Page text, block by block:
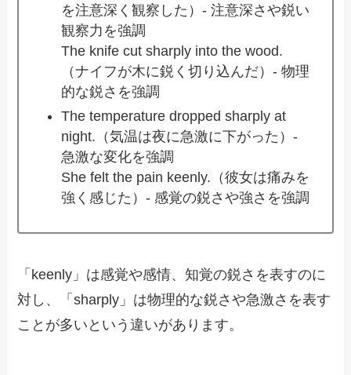
を注意深く観察した）- 注意深さや鋭い
観察力を強調
The knife cut sharply into the wood.
（ナイフが木に鋭く切り込んだ）- 物理
的な鋭さを強調
The temperature dropped sharply at
night.（気温は夜に急激に下がった）-
急激な変化を強調
She felt the pain keenly.（彼女は痛みを
強く感じた）- 感覚の鋭さや強さを強調
「keenly」は感覚や感情、知覚の鋭さを表すのに
対し、「sharply」は物理的な鋭さや急激さを表す
ことが多いという違いがあります。